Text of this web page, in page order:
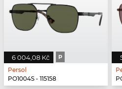
6 004,08 Kč P
Persol
PO1004S - 115158